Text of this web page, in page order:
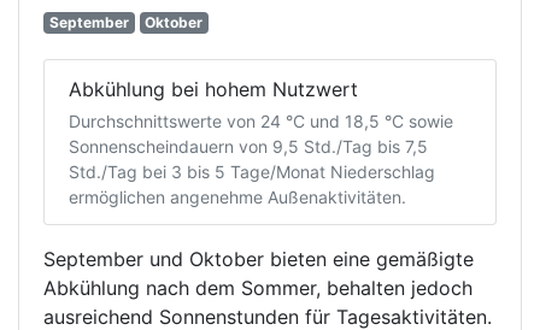
September Oktober
Abkühlung bei hohem Nutzwert
Durchschnittswerte von 24 °C und 18,5 °C sowie
Sonnenscheindauern von 9,5 Std./Tag bis 7,5
Std./Tag bei 3 bis 5 Tage/Monat Niederschlag
ermöglichen angenehme Außenaktivitäten.
September und Oktober bieten eine gemäßigte
Abkühlung nach dem Sommer, behalten jedoch
ausreichend Sonnenstunden für Tagesaktivitäten.